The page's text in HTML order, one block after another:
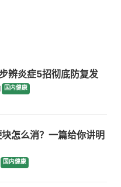
辨炎症5招彻底防复发
国内健康
怎么消？一篇给你讲明
国内健康